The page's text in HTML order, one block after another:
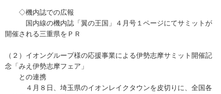
◇機内誌での広報
国内線の機内誌「翼の王国」４月号１ページにてサミットが
開催される三重県をＰＲ
（２）イオングループ様の応援事業による伊勢志摩サミット開催記
念「みえ伊勢志摩フェア」
との連携
４月８日、埼玉県のイオンレイクタウンを皮切りに、全国各